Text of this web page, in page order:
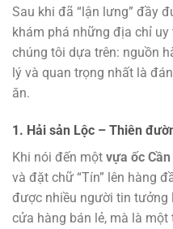
Sau khi đã “lận lưng” đầy
khám phá những địa chỉ
chúng tôi dựa trên: nguồn
lý và quan trọng nhất là
ăn.
1. Hải sản Lộc – Thiên
Khi nói đến một vựa ốc
và đặt chữ “Tín” lên hàng
được nhiều người tin
cửa hàng bán lẻ, mà là